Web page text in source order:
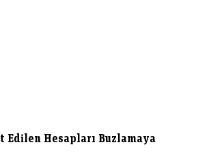
Hesapları Buzlamaya